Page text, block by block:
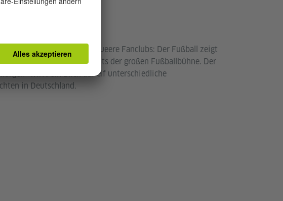
Blindenvereine, queere Fanclubs: Der Fußball zeigt
Potenzial vor allem abseits der großen Fußballbühne. Der
wirft ein Blick auf elf unterschiedliche
in Deutschland.